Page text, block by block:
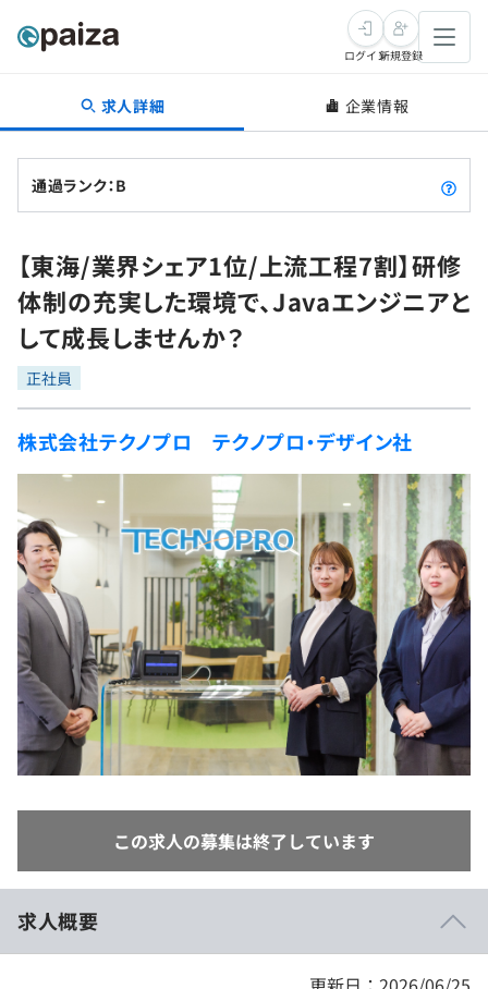
転職・キャリア
転職成功ガイド
転職エージェント
インタビュー
転職成功ガイド
新卒就活
求人検索
本選考
インターン
新卒エージェント
イベント・セミナー
インタビュー
就活成功ガイド
学習
問題集
4択課題
リファレンス
プラン
個人向けプラン
法人向けプラン
学校向けプラン
プログラミング言語
評価結果一覧
再チャレンジ結果一覧
ゲーム・マンガ
Tech Team Journal
paiza times
note
paizaとは？
ログイン新規登録
求人詳細 企業情報
通過ランク：B
【東海/業界シェア1位/上流工程7割】研修
体制の充実した環境で、Javaエンジニアと
して成長しませんか？
正社員
株式会社テクノプロ テクノプロ・デザイン社
この求人の募集は終了しています
求人概要